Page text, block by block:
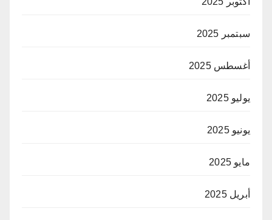
سبتمبر 2025
أغسطس 2025
يوليو 2025
يونيو 2025
مايو 2025
أبريل 2025